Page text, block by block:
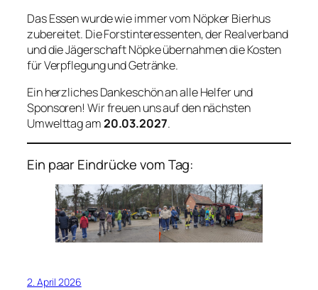
Das Essen wurde wie immer vom Nöpker Bierhus
zubereitet. Die Forstinteressenten, der Realverband
und die Jägerschaft Nöpke übernahmen die Kosten
für Verpflegung und Getränke.
Ein herzliches Dankeschön an alle Helfer und
Sponsoren! Wir freuen uns auf den nächsten
Umwelttag am20.03.2027.
Ein paar Eindrücke vom Tag:
2. April 2026